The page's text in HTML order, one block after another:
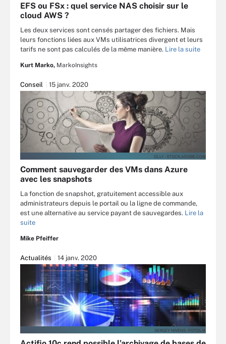
EFS ou FSx : quel service NAS choisir sur le
cloud AWS ?
Les deux services sont censés partager des fichiers. Mais
leurs fonctions liées aux VMs utilisatrices divergent et leurs
tarifs ne sont pas calculés de la même manière. Lire la suite
Kurt Marko, MarkoInsights
Conseil 15 janv. 2020
OLLY - STOCK.ADOBE.COM
Comment sauvegarder des VMs dans Azure
avec les snapshots
La fonction de snapshot, gratuitement accessible aux
administrateurs depuis le portail ou la ligne de commande,
est une alternative au service payant de sauvegardes. Lire la
suite
Mike Pfeiffer
Actualités 14 janv. 2020
SERGEY NIVENS - FOTOLIA